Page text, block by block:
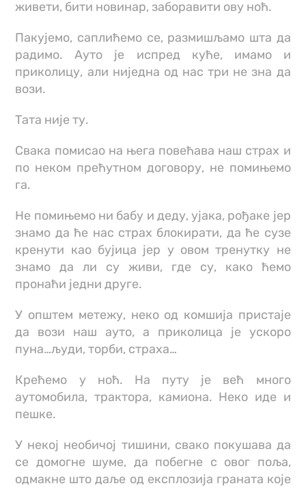
живети, бити новинар, заборавити ову ноћ.
Пакујемо, саплићемо се, размишљамо шта да
радимо. Ауто је испред куће, имамо и
приколицу, али ниједна од нас три не зна да
вози.
Тата није ту.
Свака помисао на њега повећава наш страх и
по неком прећутном договору, не помињемо
га.
Не помињемо ни бабу и деду, ујака, рођаке јер
знамо да ће нас страх блокирати, да ће сузе
кренути као бујица јер у овом тренутку не
знамо да ли су живи, где су, како ћемо
пронаћи једни друге.
У општем метежу, неко од комшија пристаје
да вози наш ауто, а приколица је ускоро
пуна…људи, торби, страха…
Крећемо у ноћ. На путу је већ много
аутомобила, трактора, камиона. Неко иде и
пешке.
У некој необичој тишини, свако покушава да
се домогне шуме, да побегне с овог поља,
одмакне што даље од експлозија граната које